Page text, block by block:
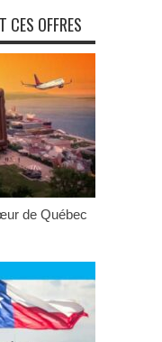
CES OFFRES
de Québec